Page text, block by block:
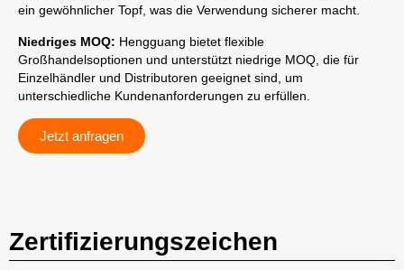
ein gewöhnlicher Topf, was die Verwendung sicherer macht.
Niedriges MOQ: Hengguang bietet flexible
Großhandelsoptionen und unterstützt niedrige MOQ, die für
Einzelhändler und Distributoren geeignet sind, um
unterschiedliche Kundenanforderungen zu erfüllen.
Jetzt anfragen
Zertifizierungszeichen